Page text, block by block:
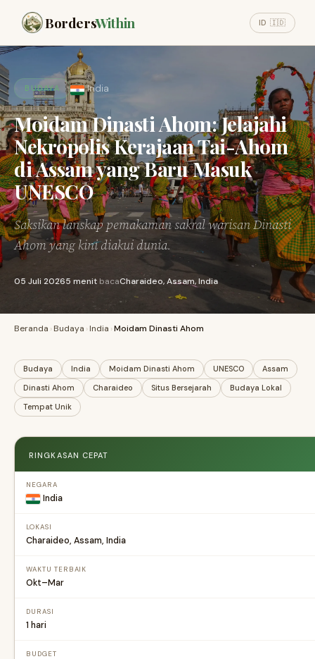
BordersWithin ID 🇮🇩
BUDAYA India
Moidam Dinasti Ahom: Jelajahi
Nekropolis Kerajaan Tai-Ahom
di Assam yang Baru Masuk
UNESCO
Saksikan lanskap pemakaman sakral warisan Dinasti
Ahom yang kini diakui dunia.
05 Juli 20265 menit bacaCharaideo, Assam, India
Beranda ›Budaya ›India ›Moidam Dinasti Ahom
Budaya India Moidam Dinasti Ahom UNESCO
Assam
Dinasti Ahom
Charaideo Situs Bersejarah
Budaya Lokal
Tempat Unik
RINGKASAN CEPAT
NEGARA
India
LOKASI
Charaideo, Assam, India
WAKTU TERBAIK
Okt–Mar
DURASI
1 hari
BUDGET